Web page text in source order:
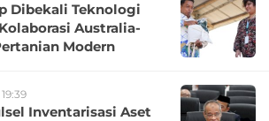
Dibekali Teknologi
Australia-
Modern
Inventarisasi Aset